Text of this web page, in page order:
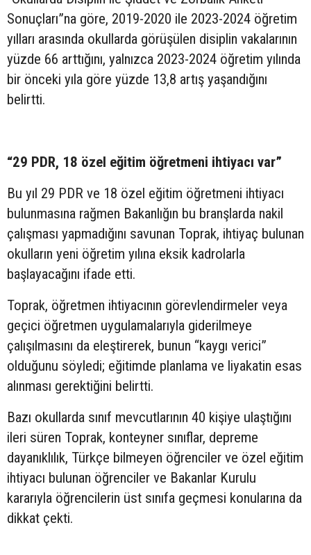
Sonuçları”na göre, 2019-2020 ile 2023-2024 öğretim
yılları arasında okullarda görüşülen disiplin vakalarının
yüzde 66 arttığını, yalnızca 2023-2024 öğretim yılında
bir önceki yıla göre yüzde 13,8 artış yaşandığını
belirtti.
“29 PDR, 18 özel eğitim öğretmeni ihtiyacı var”
Bu yıl 29 PDR ve 18 özel eğitim öğretmeni ihtiyacı
bulunmasına rağmen Bakanlığın bu branşlarda nakil
çalışması yapmadığını savunan Toprak, ihtiyaç bulunan
okulların yeni öğretim yılına eksik kadrolarla
başlayacağını ifade etti.
Toprak, öğretmen ihtiyacının görevlendirmeler veya
geçici öğretmen uygulamalarıyla giderilmeye
çalışılmasını da eleştirerek, bunun “kaygı verici”
olduğunu söyledi; eğitimde planlama ve liyakatin esas
alınması gerektiğini belirtti.
Bazı okullarda sınıf mevcutlarının 40 kişiye ulaştığını
ileri süren Toprak, konteyner sınıflar, depreme
dayanıklılık, Türkçe bilmeyen öğrenciler ve özel eğitim
ihtiyacı bulunan öğrenciler ve Bakanlar Kurulu
kararıyla öğrencilerin üst sınıfa geçmesi konularına da
dikkat çekti.